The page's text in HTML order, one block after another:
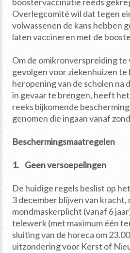
Overlegcomité wil dat tegen
volwassenen de kans hebben
laten vaccineren met de
Om de omikronverspreiding te
gevolgen voor ziekenhuizen te
heropening van de scholen na
in gevaar te brengen, heeft
reeks bijkomende
genomen die ingaan vanaf
Beschermingsmaatregelen
1. Geen versoepelingen
De huidige regels beslist op
3 december blijven van kracht,
mondmaskerplicht (vanaf 6
telewerk (met maximum één
sluiting van de horeca om
uitzondering voor Kerst of